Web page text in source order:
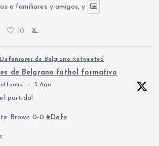
a familiares y amigos, y
10 X
Defensores de Belgrano Retweeted
de Belgrano fútbol formativo
· 5 Ago
partido!
Brown 0-0#Defe